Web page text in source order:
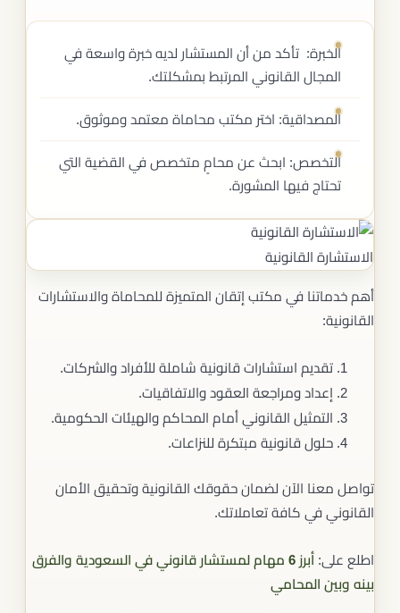
الخبرة: تأكد من أن المستشار لديه خبرة واسعة في
المجال القانوني المرتبط بمشكلتك.
المصداقية: اختر مكتب محاماة معتمد وموثوق.
التخصص: ابحث عن محامٍ متخصص في القضية التي
تحتاج فيها المشورة.
الاستشارة القانونية
أهم خدماتنا في مكتب إتقان المتميزة للمحاماة والاستشارات
القانونية:
تقديم استشارات قانونية شاملة للأفراد والشركات.
إعداد ومراجعة العقود والاتفاقيات.
التمثيل القانوني أمام المحاكم والهيئات الحكومية.
حلول قانونية مبتكرة للنزاعات.
تواصل معنا الآن لضمان حقوقك القانونية وتحقيق الأمان
القانوني في كافة تعاملاتك.
اطلع على:
أبرز 6 مهام لمستشار قانوني في السعودية والفرق
بينه وبين المحامي